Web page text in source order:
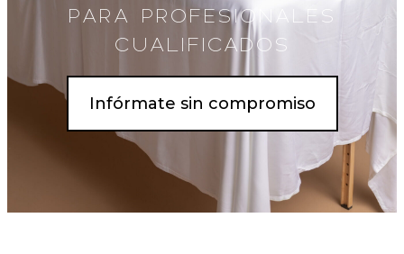
PARA PROFESIONALES
CUALIFICADOS
Infórmate sin compromiso